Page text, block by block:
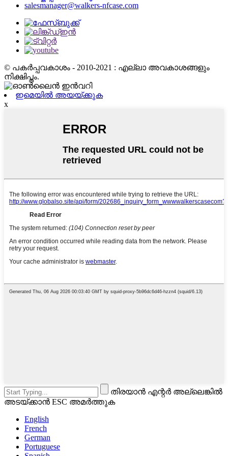
salesmanager@walkers-nfcase.com
© പകർപ്പവകാശം - 2010-2021 : എല്ലാ അവകാശങ്ങളും
നിക്ഷിപ്തം.
ഇമെയിൽ അയയ്ക്കുക
x
തിരയാൻ എന്റർ അല്ലെങ്കിൽ
അടയ്ക്കാൻ ESC അമർത്തുക
English
French
German
Portuguese